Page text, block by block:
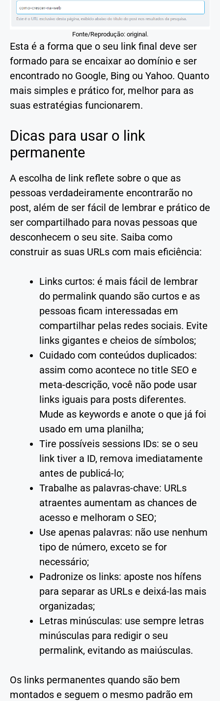
Fonte/Reprodução: original.
Esta é a forma que o seu link final deve ser
formado para se encaixar ao domínio e ser
encontrado no Google, Bing ou Yahoo. Quanto
mais simples e prático for, melhor para as
suas estratégias funcionarem.
Dicas para usar o link
permanente
A escolha de link reflete sobre o que as
pessoas verdadeiramente encontrarão no
post, além de ser fácil de lembrar e prático de
ser compartilhado para novas pessoas que
desconhecem o seu site. Saiba como
construir as suas URLs com mais eficiência:
Links curtos: é mais fácil de lembrar
do permalink quando são curtos e as
pessoas ficam interessadas em
compartilhar pelas redes sociais. Evite
links gigantes e cheios de símbolos;
Cuidado com conteúdos duplicados:
assim como acontece no title SEO e
meta-descrição, você não pode usar
links iguais para posts diferentes.
Mude as keywords e anote o que já foi
usado em uma planilha;
Tire possíveis sessions IDs: se o seu
link tiver a ID, remova imediatamente
antes de publicá-lo;
Trabalhe as palavras-chave: URLs
atraentes aumentam as chances de
acesso e melhoram o SEO;
Use apenas palavras: não use nenhum
tipo de número, exceto se for
necessário;
Padronize os links: aposte nos hífens
para separar as URLs e deixá-las mais
organizadas;
Letras minúsculas: use sempre letras
minúsculas para redigir o seu
permalink, evitando as maiúsculas.
Os links permanentes quando são bem
montados e seguem o mesmo padrão em